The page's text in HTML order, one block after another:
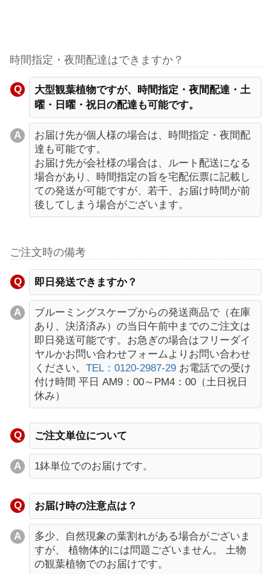
時間指定・夜間配達はできますか？
大型観葉植物ですが、時間指定・夜間配達・土
曜・日曜・祝日の配達も可能です。
お届け先が個人様の場合は、時間指定・夜間配
達も可能です。
お届け先が会社様の場合は、ルート配送になる
場合があり、時間指定の旨を宅配伝票に記載し
ての発送が可能ですが、若干、お届け時間が前
後してしまう場合がございます。
ご注文時の備考
即日発送できますか？
ブルーミングスケープからの発送商品で（在庫
あり、決済済み）の当日午前中までのご注文は
即日発送可能です。お急ぎの場合はフリーダイ
ヤルかお問い合わせフォームよりお問い合わせ
ください。 TEL：0120-2987-29 お電話での受け
付け時間 平日 AM9：00～PM4：00（土日祝日
休み）
ご注文単位について
1鉢単位でのお届けです。
お届け時の注意点は？
多少、自然現象の葉割れがある場合がございま
すが、 植物体的には問題ございません。 土物
の観葉植物でのお届けです。